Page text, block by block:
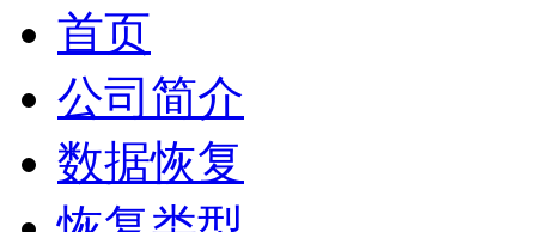
首页
公司简介
数据恢复